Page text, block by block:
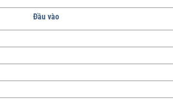
Đầu vào